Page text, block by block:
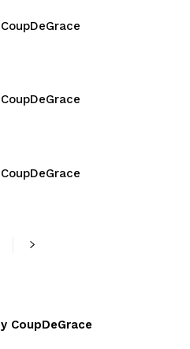
CoupDeGrace